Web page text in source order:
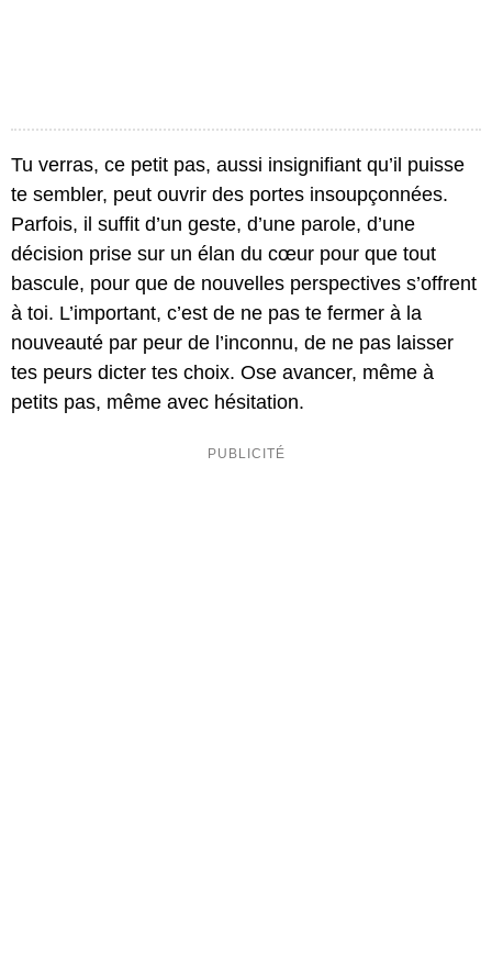
Tu verras, ce petit pas, aussi insignifiant qu’il puisse
te sembler, peut ouvrir des portes insoupçonnées.
Parfois, il suffit d’un geste, d’une parole, d’une
décision prise sur un élan du cœur pour que tout
bascule, pour que de nouvelles perspectives s’offrent
à toi. L’important, c’est de ne pas te fermer à la
nouveauté par peur de l’inconnu, de ne pas laisser
tes peurs dicter tes choix. Ose avancer, même à
petits pas, même avec hésitation.